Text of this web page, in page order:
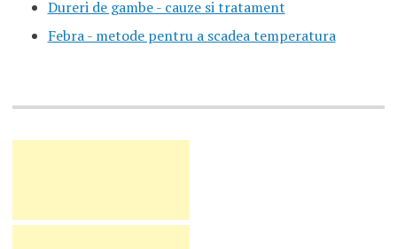
Dureri de gambe - cauze si tratament
Febra - metode pentru a scadea temperatura